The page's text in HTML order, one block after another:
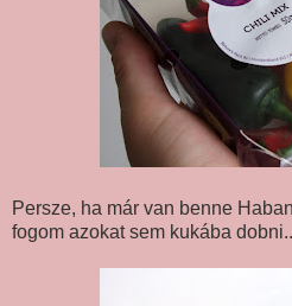
Persze, ha már van benne
fogom azokat sem kukába